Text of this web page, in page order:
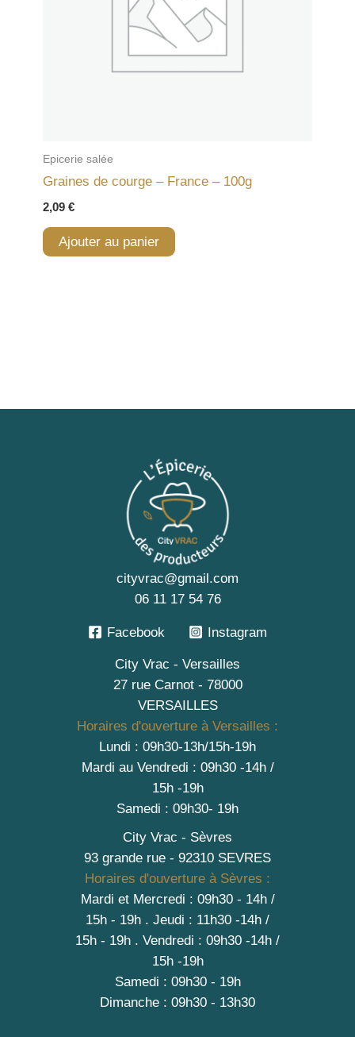
Epicerie salée
Graines de courge – France – 100g
2,09 €
Ajouter au panier
cityvrac@gmail.com
06 11 17 54 76
Facebook Instagram
City Vrac - Versailles
27 rue Carnot - 78000
VERSAILLES
Horaires d'ouverture à Versailles :
Lundi : 09h30-13h/15h-19h
Mardi au Vendredi : 09h30 -14h /
15h -19h
Samedi : 09h30- 19h
City Vrac - Sèvres
93 grande rue - 92310 SEVRES
Horaires d'ouverture à Sèvres :
Mardi et Mercredi : 09h30 - 14h /
15h - 19h . Jeudi : 11h30 -14h /
15h - 19h . Vendredi : 09h30 -14h /
15h -19h
Samedi : 09h30 - 19h
Dimanche : 09h30 - 13h30